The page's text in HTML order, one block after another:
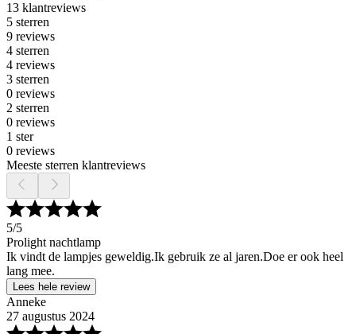
13 klantreviews
5 sterren
9 reviews
4 sterren
4 reviews
3 sterren
0 reviews
2 sterren
0 reviews
1 ster
0 reviews
Meeste sterren klantreviews
5/5
Prolight nachtlamp
Ik vindt de lampjes geweldig.Ik gebruik ze al jaren.Doe er ook heel
lang mee.
Lees hele review
Anneke
27 augustus 2024